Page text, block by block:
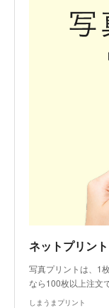
写真プリントは、1
なら100枚以上注文
しまうまプリント